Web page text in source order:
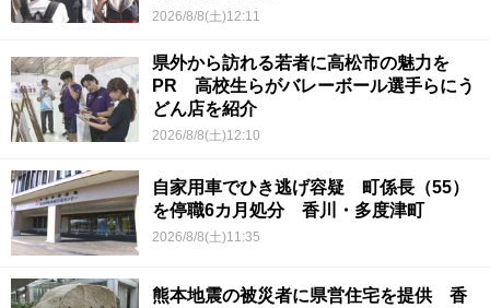
2026/8/8(土)12:11
県外から訪れる若者に高松市の魅力を
PR 高校生らがバレーボール選手らにう
どん店を紹介
2026/8/8(土)12:10
自家用車でひき逃げ容疑 町係長（55）
を停職6カ月処分 香川・多度津町
2026/8/8(土)11:35
熊本地震の被災者に県営住宅を提供 香